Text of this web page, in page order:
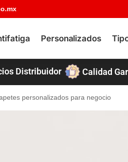
Personalizados
Distribuidor Calidad
personalizados para negocio